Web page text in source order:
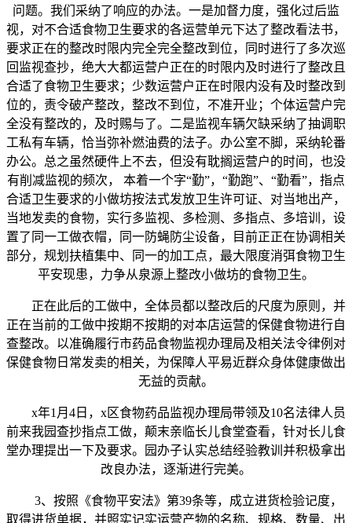
问题。我们采纳了响应的办法。一是加督力度，强化过后监
视，对不合适食物卫生要求的各运营单元下达了整改看法书，
要求正在的整改时限内完全完全整改到位，同时进行了多次巡
回监视查抄，绝大大都运营户正在的时限内及时进行了整改且
合适了食物卫生要求；少数运营户正在时限内没有及时整改到
位的，责令破产整改，整改不到位，不准开业；个体运营户完
全没有整改的，及时赐与了。二是监视车辆欠缺采纳了抽调职
工私有车辆，恰当弥补燃油费的法子。办公室不脚，采纳轮番
办公。总之虽然硬件上不去，但没有耽搁运营户的时间，也没
有削减监视的频次， 本着一个字“勤”，“勤跑”、“勤看”，指点
合适卫生要求的小做坊按法式发放卫生许可证、对当地出产，
当地发卖的食物，实行多监视、多检测、多指点、多培训，设
置了同一工做衣帽，同一防蝇防尘设备，目前正正在协调相关
部分，规划扶植集中、同一的加工点，最大限度消弭食物卫生
平安现患，力争从泉源上整改小做坊的食物卫生。
正在此后的工做中，全体员都以整改后的尺度为原则，并
正在当前的工做中按期不按期的对本店运营的保健食物进行自
查整改。以准确履行市药品食物监视办理局及相关法令律例对
保健食物日常发卖的相关，为保障人平易近群众身体健康做出
无益的贡献。
x年1月4日，x区食物药品监视办理局带领及10名法律人员
前来我园查抄指点工做，颠末亲临长儿食堂查看，针对长儿食
堂办理提出一下及要求。园办子认实总结经验教训并积极拿出
改良办法，逐渐进行完美。
3、按照《食物平安法》第39条等，成立进货检验记度，
取得进货单据，并照实记实运营产物的名称、规格、数量、出